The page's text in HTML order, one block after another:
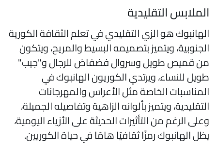
التقليدية
هو الزي التقليدي في تعلم الثقافة الكورية
ويتميز بتصميمه البسيط والمريح، ويتكون
قميص طويل وسروال فضفاض للرجال و"جيب"
للنساء، ويرتدي الكوريون الهانبوك في
الخاصة مثل الأعراس والمهرجانات
ويتميز بألوانه الزاهية وتفاصيله الجميلة،
الرغم من التأثيرات الحديثة على الأزياء اليومية،
الهانبوك رمزًا ثقافيًا هامًا في حياة الكوريين.